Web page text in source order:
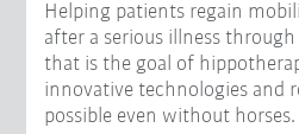
Helping patients regain
after a serious illness
that is the goal of
innovative technologies and
possible even without horses.